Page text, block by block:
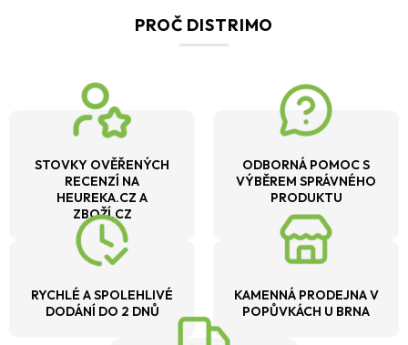
PROČ DISTRIMO
STOVKY OVĚŘENÝCH
RECENZÍ NA
HEUREKA.CZ A
ZBOŽÍ.CZ
ODBORNÁ POMOC S
VÝBĚREM SPRÁVNÉHO
PRODUKTU
RYCHLÉ A SPOLEHLIVÉ
DODÁNÍ DO 2 DNŮ
KAMENNÁ PRODEJNA V
POPŮVKÁCH U BRNA